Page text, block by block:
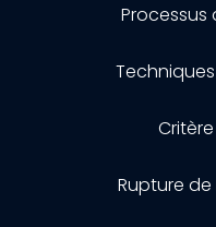
Processus
Rupture